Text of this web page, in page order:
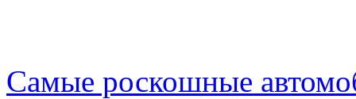
Самые роскошные